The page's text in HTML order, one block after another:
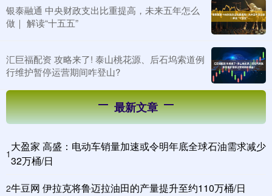
银泰融通 中央财政支出比重提高，未来五年怎么
做｜ 解读“十五五”
汇巨福配资 攻略来了! 泰山桃花源、后石坞索道例
行维护暂停运营期间咋登山?
最新文章
1
大盈家 高盛：电动车销量加速或令明年底全球石油需求减少
32万桶/日
2牛豆网 伊拉克将鲁迈拉油田的产量提升至约110万桶/日